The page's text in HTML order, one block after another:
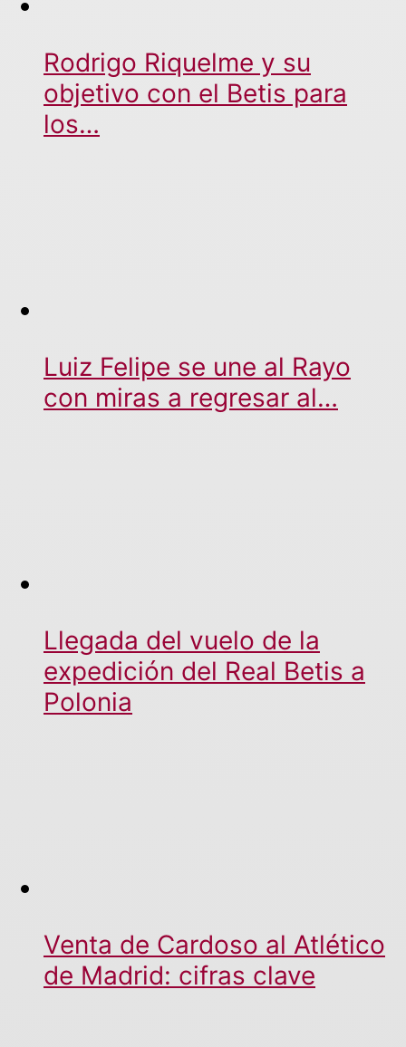
Rodrigo Riquelme y su
objetivo con el Betis para
los…
Luiz Felipe se une al Rayo
con miras a regresar al…
Llegada del vuelo de la
expedición del Real Betis a
Polonia
Venta de Cardoso al Atlético
de Madrid: cifras clave